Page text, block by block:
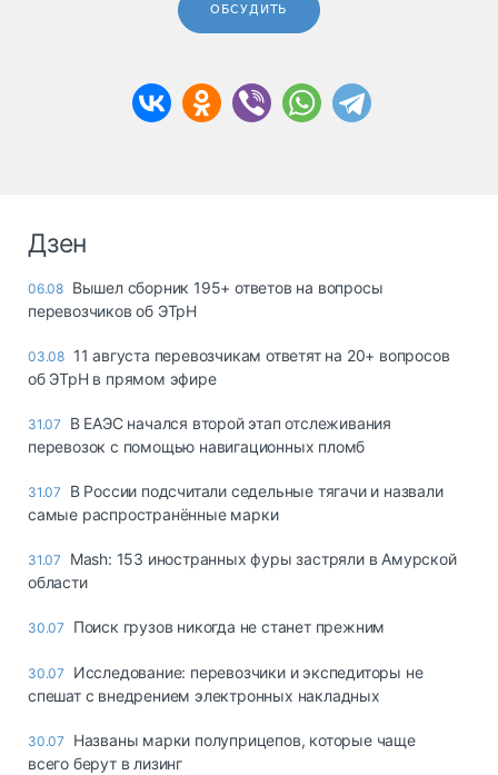
ОБСУДИТЬ
Дзен
06.08 Вышел сборник 195+ ответов на вопросы
перевозчиков об ЭТрН
03.08 11 августа перевозчикам ответят на 20+ вопросов
об ЭТрН в прямом эфире
31.07
В ЕАЭС начался второй этап отслеживания
перевозок с помощью навигационных пломб
31.07
В России подсчитали седельные тягачи и назвали
самые распространённые марки
31.07
Mash: 153 иностранных фуры застряли в Амурской
области
30.07 Поиск грузов никогда не станет прежним
30.07
Исследование: перевозчики и экспедиторы не
спешат с внедрением электронных накладных
30.07
Названы марки полуприцепов, которые чаще
всего берут в лизинг